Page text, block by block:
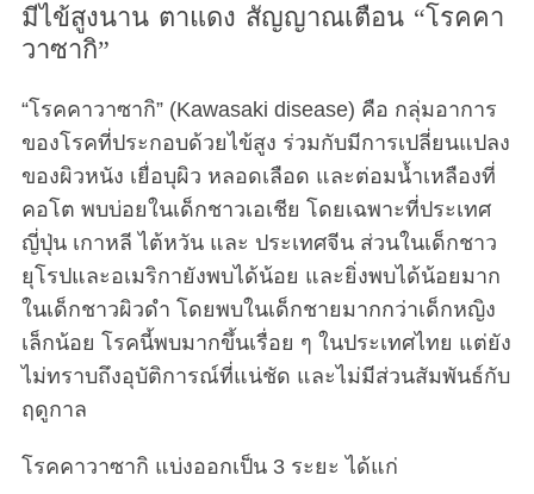
มีไข้สูงนาน ตาแดง สัญญาณเตือน “โรคคา
วาซากิ”
“โรคคาวาซากิ” (Kawasaki disease) คือ กลุ่มอาการ
ของโรคที่ประกอบด้วยไข้สูง ร่วมกับมีการเปลี่ยนแปลง
ของผิวหนัง เยื่อบุผิว หลอดเลือด และต่อมน้ำเหลืองที่
คอโต พบบ่อยในเด็กชาวเอเชีย โดยเฉพาะที่ประเทศ
ญี่ปุ่น เกาหลี ไต้หวัน และ ประเทศจีน ส่วนในเด็กชาว
ยุโรปและอเมริกายังพบได้น้อย และยิ่งพบได้น้อยมาก
ในเด็กชาวผิวดำ โดยพบในเด็กชายมากกว่าเด็กหญิง
เล็กน้อย โรคนี้พบมากขึ้นเรื่อย ๆ ในประเทศไทย แต่ยัง
ไม่ทราบถึงอุบัติการณ์ที่แน่ชัด และไม่มีส่วนสัมพันธ์กับ
ฤดูกาล
โรคคาวาซากิ แบ่งออกเป็น 3 ระยะ ได้แก่